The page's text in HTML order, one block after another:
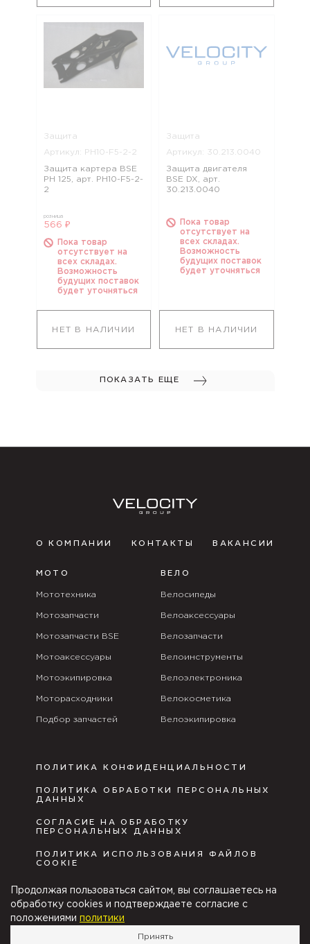
Защита
Артикул: PH10-F5-2-2
Защита картера BSE
PH 125, арт. PH10-F5-2-
2
розница
566 ₽
Пока товар
отсутствует на
всех складах.
Возможность
будущих поставок
будет уточняться
НЕТ В НАЛИЧИИ
Защита
Артикул: 30.213.0040
Защита двигателя
BSE DX, арт.
30.213.0040
Пока товар
отсутствует на
всех складах.
Возможность
будущих поставок
будет уточняться
НЕТ В НАЛИЧИИ
ПОКАЗАТЬ ЕЩЕ
О КОМПАНИИ КОНТАКТЫ ВАКАНСИИ
МОТО
Мототехника
Мотозапчасти
Мотозапчасти BSE
Мотоаксессуары
Мотоэкипировка
Моторасходники
Подбор запчастей
ВЕЛО
Велосипеды
Велоаксессуары
Велозапчасти
Велоинструменты
Велоэлектроника
Велокосметика
Велоэкипировка
ПОЛИТИКА КОНФИДЕНЦИАЛЬНОСТИ
ПОЛИТИКА ОБРАБОТКИ ПЕРСОНАЛЬНЫХ
ДАННЫХ
СОГЛАСИЕ НА ОБРАБОТКУ
ПЕРСОНАЛЬНЫХ ДАННЫХ
ПОЛИТИКА ИСПОЛЬЗОВАНИЯ ФАЙЛОВ
COOKIE
ПУБЛИЧНАЯ ОФЕРТА
Velocity group © Copyright
Продолжая пользоваться сайтом, вы соглашаетесь на
обработку cookies и подтверждаете согласие с
положениями политики
Принять